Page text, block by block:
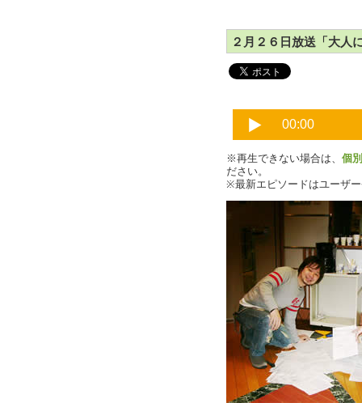
２月２６日放送「大人
※再生できない場合は、 個
ださい。
※最新エピソードはユーザ